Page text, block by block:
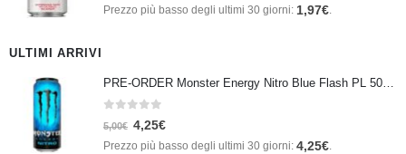
Prezzo più basso degli ultimi 30 giorni: 1,97€.
ULTIMI ARRIVI
Su 5
5,00€ 4,25€
Prezzo più basso degli ultimi 30 giorni: 4,25€